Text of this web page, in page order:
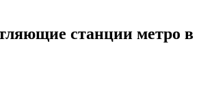
станции метро в